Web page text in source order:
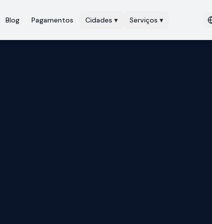
Blog Pagamentos Cidades ▾ Serviços ▾